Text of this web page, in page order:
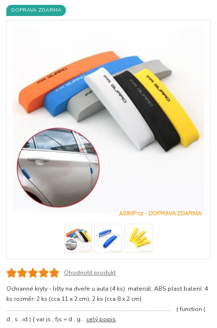
DOPRAVA ZDARMA
Ohodnotit produkt
Ochranné kryty - lišty na dveře u auta (4 ks). materiál: ABS plast balení: 4
ks rozměr: 2 ks (cca 11 x 2 cm); 2 ks (cca 8 x 2 cm)
.................................................................................................................. ( function (
d , s , id ) { var js , fjs = d . g... celý popis